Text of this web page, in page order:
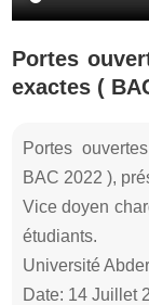
Portes
exactes (
Portes
BAC 2022 ),
Vice doyen
étudiants.
Université
Date: 14 Juillet